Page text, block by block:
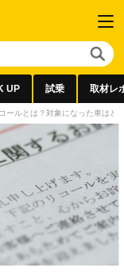
UP 試乗 取材レ
ールとは？対象になった車はど